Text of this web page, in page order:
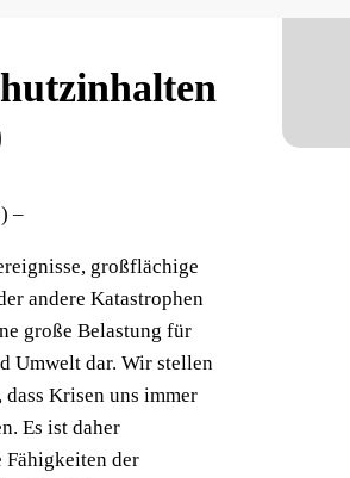
–
großflächige
andere Katastrophen
große Belastung für
Umwelt dar. Wir stellen
dass Krisen uns immer
Es ist daher
Fähigkeiten der